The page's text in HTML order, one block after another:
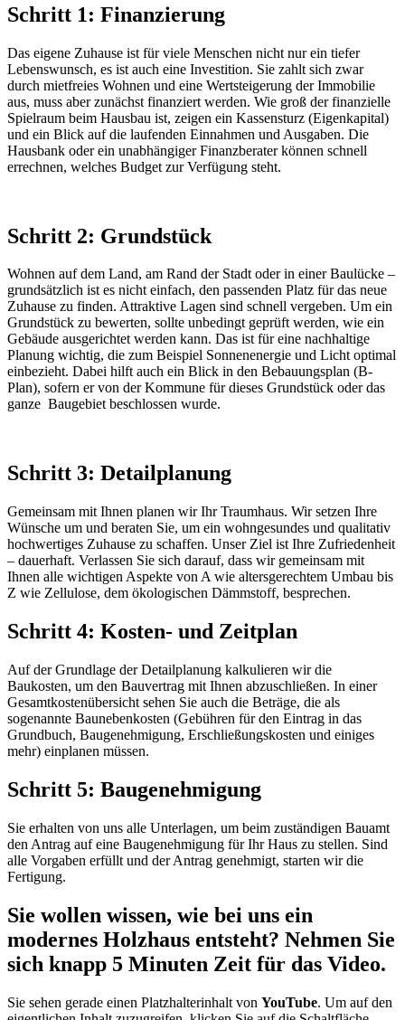
Schritt 1: Finanzierung
Das eigene Zuhause ist für viele Menschen nicht nur ein tiefer
Lebenswunsch, es ist auch eine Investition. Sie zahlt sich zwar
durch mietfreies Wohnen und eine Wertsteigerung der Immobilie
aus, muss aber zunächst finanziert werden. Wie groß der finanzielle
Spielraum beim Hausbau ist, zeigen ein Kassensturz (Eigenkapital)
und ein Blick auf die laufenden Einnahmen und Ausgaben. Die
Hausbank oder ein unabhängiger Finanzberater können schnell
errechnen, welches Budget zur Verfügung steht.
Schritt 2: Grundstück
Wohnen auf dem Land, am Rand der Stadt oder in einer Baulücke –
grundsätzlich ist es nicht einfach, den passenden Platz für das neue
Zuhause zu finden. Attraktive Lagen sind schnell vergeben. Um ein
Grundstück zu bewerten, sollte unbedingt geprüft werden, wie ein
Gebäude ausgerichtet werden kann. Das ist für eine nachhaltige
Planung wichtig, die zum Beispiel Sonnenenergie und Licht optimal
einbezieht. Dabei hilft auch ein Blick in den Bebauungsplan (B-
Plan), sofern er von der Kommune für dieses Grundstück oder das
ganze Baugebiet beschlossen wurde.
Schritt 3: Detailplanung
Gemeinsam mit Ihnen planen wir Ihr Traumhaus. Wir setzen Ihre
Wünsche um und beraten Sie, um ein wohngesundes und qualitativ
hochwertiges Zuhause zu schaffen. Unser Ziel ist Ihre Zufriedenheit
– dauerhaft. Verlassen Sie sich darauf, dass wir gemeinsam mit
Ihnen alle wichtigen Aspekte von A wie altersgerechtem Umbau bis
Z wie Zellulose, dem ökologischen Dämmstoff, besprechen.
Schritt 4: Kosten- und Zeitplan
Auf der Grundlage der Detailplanung kalkulieren wir die
Baukosten, um den Bauvertrag mit Ihnen abzuschließen. In einer
Gesamtkostenübersicht sehen Sie auch die Beträge, die als
sogenannte Baunebenkosten (Gebühren für den Eintrag in das
Grundbuch, Baugenehmigung, Erschließungskosten und einiges
mehr) einplanen müssen.
Schritt 5: Baugenehmigung
Sie erhalten von uns alle Unterlagen, um beim zuständigen Bauamt
den Antrag auf eine Baugenehmigung für Ihr Haus zu stellen. Sind
alle Vorgaben erfüllt und der Antrag genehmigt, starten wir die
Fertigung.
Sie wollen wissen, wie bei uns ein
modernes Holzhaus entsteht? Nehmen Sie
sich knapp 5 Minuten Zeit für das Video.
Sie sehen gerade einen Platzhalterinhalt von YouTube. Um auf den